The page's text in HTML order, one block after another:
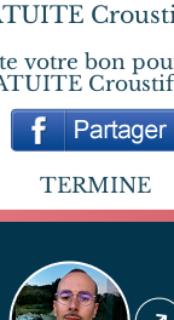
votre bon
TERMINE